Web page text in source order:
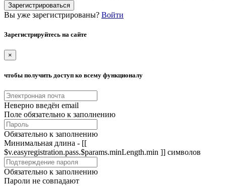
Зарегистрироваться
Вы уже зарегистрированы? Войти
Зарегистрируйтесь на сайте
×
чтобы получить доступ ко всему функционалу
Неверно введён email
Поле обязательно к заполнению
Обязательно к заполнению
Минимальная длина - [[
$v.easyregistration.pass.$params.minLength.min ]] символов
Обязательно к заполнению
Пароли не совпадают